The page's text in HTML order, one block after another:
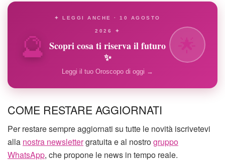
🔮
✦ LEGGI ANCHE · 10 AGOSTO
2026 ✦
Scopri cosa ti riserva il futuro
✨
Leggi il tuo Oroscopo di oggi →
COME RESTARE AGGIORNATI
Per restare sempre aggiornati su tutte le novità iscrivetevi
alla nostra newslettergratuita e al nostrogruppo
WhatsApp, che propone le news in tempo reale.